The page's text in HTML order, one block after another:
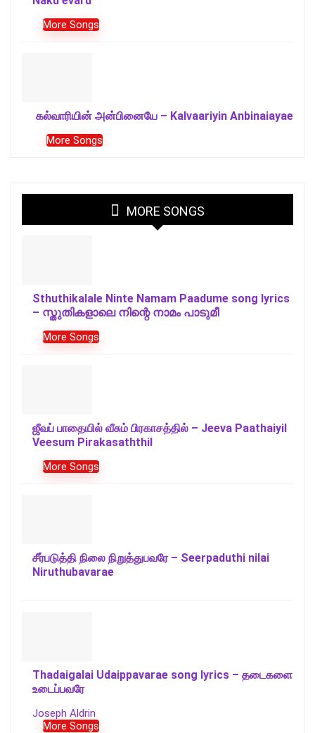
More Songs
கல்வாரியின் அன்பினையே – Kalvaariyin Anbinaiayae
More Songs
MORE SONGS
Sthuthikalale Ninte Namam Paadume song lyrics
– സ്തുതികളാലെ നിന്റെ നാമം പാടുമീ
More Songs
ஜீவப் பாதையில் வீசும் பிரகாசத்தில் – Jeeva Paathaiyil
Veesum Pirakasaththil
More Songs
சீர்படுத்தி நிலை நிறுத்துபவரே – Seerpaduthi nilai
Niruthubavarae
Thadaigalai Udaippavarae song lyrics – தடைகளை
உடைப்பவரே
Joseph Aldrin
More Songs